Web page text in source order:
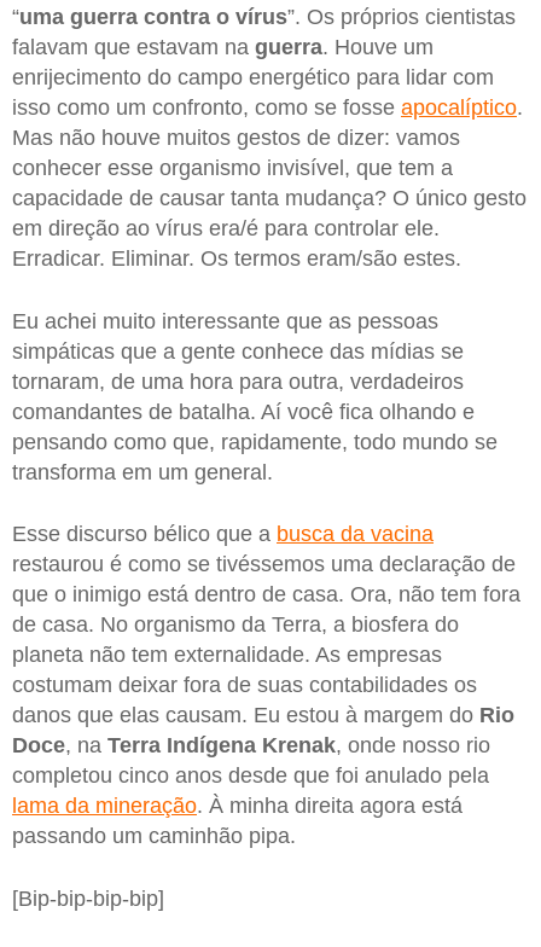
“uma guerra contra o vírus”. Os próprios cientistas
falavam que estavam na guerra. Houve um
enrijecimento do campo energético para lidar com
isso como um confronto, como se fosse apocalíptico.
Mas não houve muitos gestos de dizer: vamos
conhecer esse organismo invisível, que tem a
capacidade de causar tanta mudança? O único gesto
em direção ao vírus era/é para controlar ele.
Erradicar. Eliminar. Os termos eram/são estes.
Eu achei muito interessante que as pessoas
simpáticas que a gente conhece das mídias se
tornaram, de uma hora para outra, verdadeiros
comandantes de batalha. Aí você fica olhando e
pensando como que, rapidamente, todo mundo se
transforma em um general.
Esse discurso bélico que a busca da vacina
restaurou é como se tivéssemos uma declaração de
que o inimigo está dentro de casa. Ora, não tem fora
de casa. No organismo da Terra, a biosfera do
planeta não tem externalidade. As empresas
costumam deixar fora de suas contabilidades os
danos que elas causam. Eu estou à margem do Rio
Doce, na Terra Indígena Krenak, onde nosso rio
completou cinco anos desde que foi anulado pela
lama da mineração. À minha direita agora está
passando um caminhão pipa.
[Bip-bip-bip-bip]